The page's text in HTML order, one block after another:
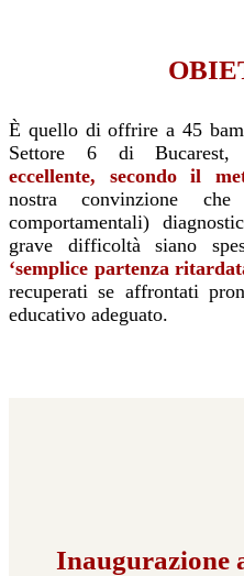
È quello di offrire a 45
Settore 6 di Bucarest,
eccellente, secondo il
nostra convinzione
comportamentali)
grave difficoltà siano
‘semplice partenza
recuperati se affrontati
educativo adeguato.
Inaugurazione